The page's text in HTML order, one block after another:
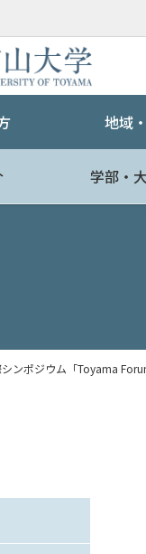
地域
学部・
シンポジウム「Toyama